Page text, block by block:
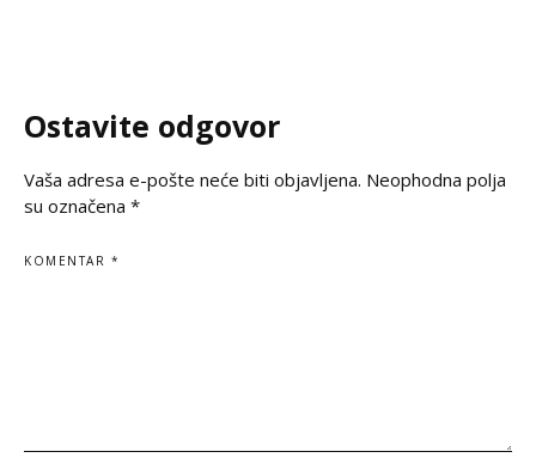
dostojanstveno odaje počast
Ostavite odgovor
Vaša adresa e-pošte neće biti objavljena. Neophodna polja
su označena *
KOMENTAR *